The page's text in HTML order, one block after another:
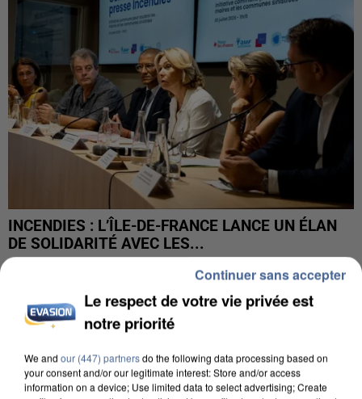
INCENDIES : L’ÎLE-DE-FRANCE LANCE UN ÉLAN
DE SOLIDARITÉ AVEC LES...
Le respect de votre vie privée est
notre priorité
We and our (447) partnersdo the following data processing based on
your consent and/or our legitimate interest: Store and/or access
information on a device; Use limited data to select advertising; Create
Continuer sans accepter